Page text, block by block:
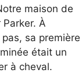
maison de
À
sa première
était un
à cheval.